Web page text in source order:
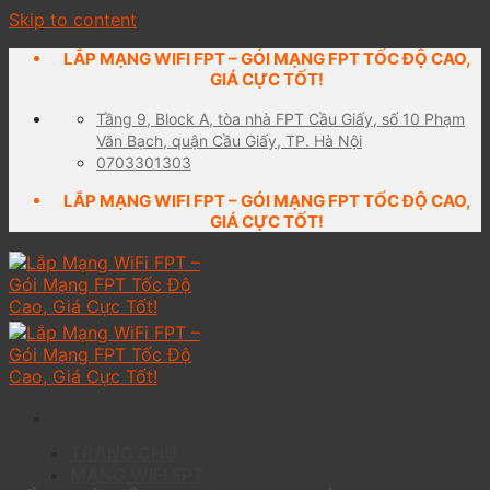
Skip to content
LẮP MẠNG WIFI FPT – GÓI MẠNG FPT TỐC ĐỘ CAO,
GIÁ CỰC TỐT!
Tầng 9, Block A, tòa nhà FPT Cầu Giấy, số 10 Phạm
Văn Bạch, quận Cầu Giấy, TP. Hà Nội
0703301303
LẮP MẠNG WIFI FPT – GÓI MẠNG FPT TỐC ĐỘ CAO,
GIÁ CỰC TỐT!